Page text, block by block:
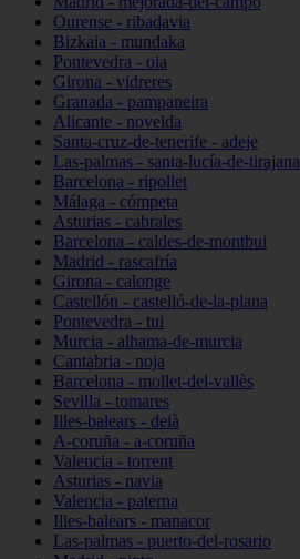
Ourense - ribadavia
Bizkaia - mundaka
Pontevedra - oia
Girona - vidreres
Granada - pampaneira
Alicante - novelda
Santa-cruz-de-tenerife - adeje
Las-palmas - santa-lucía-de-tirajana
Barcelona - ripollet
Málaga - cómpeta
Asturias - cabrales
Barcelona - caldes-de-montbui
Madrid - rascafría
Girona - calonge
Castellón - castelló-de-la-plana
Pontevedra - tui
Murcia - alhama-de-murcia
Cantabria - noja
Barcelona - mollet-del-vallès
Sevilla - tomares
Illes-balears - deià
A-coruña - a-coruña
Valencia - torrent
Asturias - navia
Valencia - paterna
Illes-balears - manacor
Las-palmas - puerto-del-rosario